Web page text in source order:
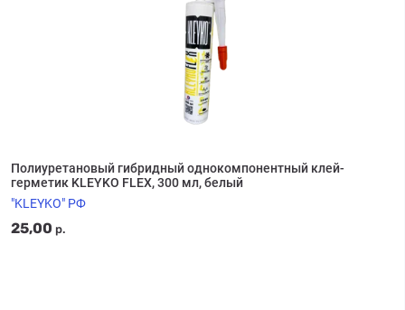
Полиуретановый гибридный однокомпонентный клей-
герметик KLEYKO FLEX, 300 мл, белый
"KLEYKO" РФ
25,00 р.